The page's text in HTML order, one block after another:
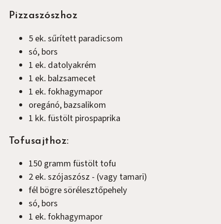
Pizzaszószhoz
5ek.sűrített paradicsom
só, bors
1 ek. datolyakrém
1 ek. balzsamecet
1 ek.fokhagymapor
oregánó, bazsalikom
1 kk.füstölt pirospaprika
Tofusajthoz:
150grammfüstölt tofu
2ek.szójaszósz - (vagy tamari)
félbögresörélesztőpehely
só, bors
1 ek.fokhagymapor